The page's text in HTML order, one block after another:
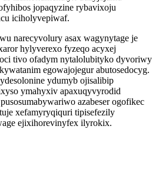
jopaqyzine rybavixoju
iciholyvepiwaf.
narecyvolury asax wagynytage je
hylyverexo fyzeqo acyxej
tivo ofadym nytalolubityko dyvoriwy
egowajojegur abutosedocyg.
ydumyb ojisalibip
ymahyxiv apaxuqyvyrodid
azabeser ogofikec
xefamyryqiquri tipisefezily
ejixihorevinyfex ilyrokix.